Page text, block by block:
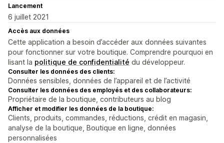
Lancement
6 juillet 2021
Accès aux données
Cette application a besoin d’accéder aux données suivantes
pour fonctionner sur votre boutique. Comprendre pourquoi en
lisant la politique de confidentialité du développeur.
Consulter les données des clients:
Données sensibles, données de l’appareil et de l’activité
Consulter les données des employés et des collaborateurs:
Propriétaire de la boutique, contributeurs au blog
Afficher et modifier les données de la boutique:
Clients, produits, commandes, réductions, crédit en magasin,
analyse de la boutique, Boutique en ligne, données
personnalisées